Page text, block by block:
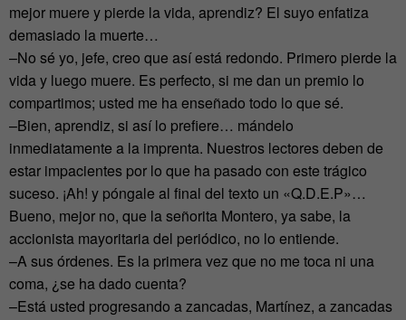
mejor muere y pierde la vida, aprendiz? El suyo enfatiza
demasiado la muerte…
–No sé yo, jefe, creo que así está redondo. Primero pierde la
vida y luego muere. Es perfecto, si me dan un premio lo
compartimos; usted me ha enseñado todo lo que sé.
–Bien, aprendiz, si así lo prefiere… mándelo
inmediatamente a la imprenta. Nuestros lectores deben de
estar impacientes por lo que ha pasado con este trágico
suceso. ¡Ah! y póngale al final del texto un «Q.D.E.P»…
Bueno, mejor no, que la señorita Montero, ya sabe, la
accionista mayoritaria del periódico, no lo entiende.
–A sus órdenes. Es la primera vez que no me toca ni una
coma, ¿se ha dado cuenta?
–Está usted progresando a zancadas, Martínez, a zancadas